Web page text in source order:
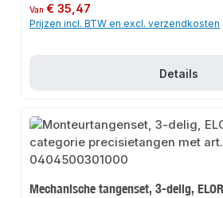
Normale prijs:
Van€ 35,47
Prijzen incl. BTW en excl. verzendkosten
Details
Mechanische tangenset, 3-delig,